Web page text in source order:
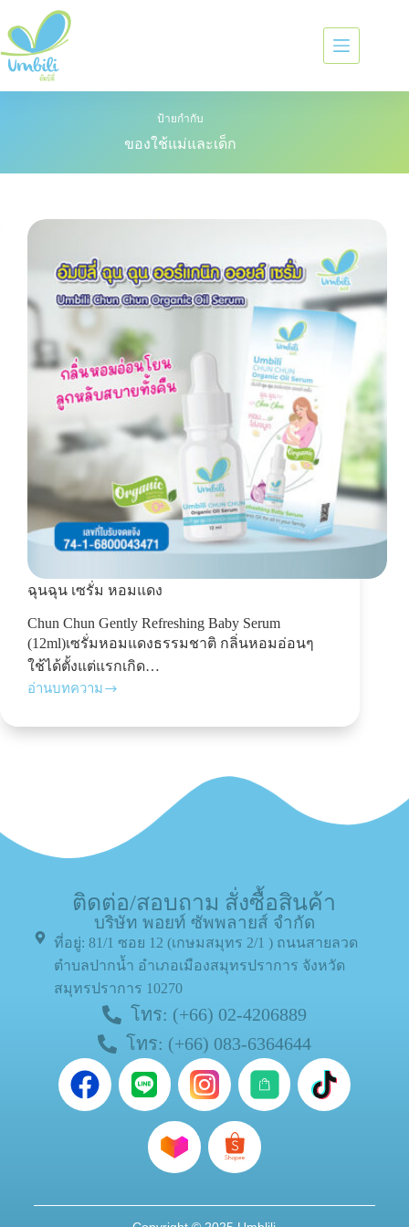
ป้ายกำกับ
ของใช้แม่และเด็ก
ฉุนฉุน เซรั่ม หอมแดง
Chun Chun Gently Refreshing Baby Serum
(12ml)เซรั่มหอมแดงธรรมชาติ กลิ่นหอมอ่อนๆ
ใช้ได้ตั้งแต่แรกเกิด…
อ่านบทความ
ติดต่อ/สอบถาม สั่งซื้อสินค้า
บริษัท พอยท์ ซัพพลายส์ จำกัด
ที่อยู่: 81/1 ซอย 12 (เกษมสมุทร 2/1 ) ถนนสายลวด
ตำบลปากน้ำ อำเภอเมืองสมุทรปราการ จังหวัด
สมุทรปราการ 10270
โทร: (+66) 02-4206889
โทร: (+66) 083-6364644